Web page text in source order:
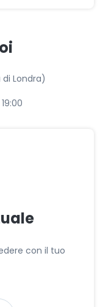
Londra)
con il tuo